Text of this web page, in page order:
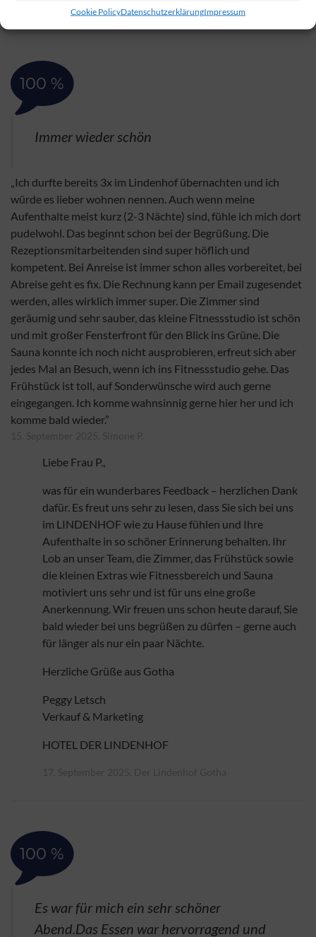
Cookie PolicyDatenschutzerklärungImpressum
100 %
Immer wieder schön
„Ich durfte bereits 3x im Lindenhof übernachten und ich
würde es lieber wohnen nennen. Auch wenn meine
Aufenthalte meist kurz (2-3 Nächte) sind, fühle ich mich dort
pudelwohl. Das beginnt schon bei der Begrüßung. Die
Rezeptionsmitarbeitenden sind super höflich und
kompetent. Bei Anreise ist immer schon alles vorbereitet, bei
Abreise geht es fix. Die Rechnung kann per Email zugesendet
werden, alles wirklich immer super. Die Zimmer sind
geräumig und sehr sauber, das kleine Fitnessstudio ist schön
und mit großer Fensterfront für den Blick ins Grüne. Die
Sauna konnte ich noch nicht ausprobieren, erfreut sich aber
jedes Mal an Besuch, wenn ich ins Fitnessstudio gehe. Das
Frühstück ist toll, auf Sonderwünsche wird auch gerne
eingegangen. Ich komme wahnsinnig gerne hier her und ich
komme bald wieder.”
Liebe Frau P.,
was für ein wunderbares Feedback – herzlichen Dank
dafür. Es freut uns sehr zu lesen, dass Sie sich bei uns
im LINDENHOF wie zu Hause fühlen und Ihre
Aufenthalte in so schöner Erinnerung behalten. Ihr
Lob an unser Team, die Zimmer, das Frühstück sowie
die kleinen Extras wie Fitnessbereich und Sauna
motiviert uns sehr und ist für uns eine große
Anerkennung. Wir freuen uns schon heute darauf, Sie
bald wieder bei uns begrüßen zu dürfen – gerne auch
für länger als nur ein paar Nächte.
Herzliche Grüße aus Gotha
Peggy Letsch
Verkauf & Marketing
HOTEL DER LINDENHOF
100 %
Es war für mich ein sehr schöner
Abend.Das Essen war hervorragend und